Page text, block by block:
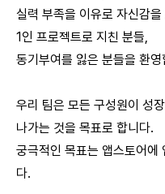
실력 부족을 이유로 자신감을
1인 프로젝트로 지친 분들,
동기부여를 잃은 분들을 환영
우리 팀은 모든 구성원이 성
나가는 것을 목표로 합니다.
궁극적인 목표는 앱스토어에
다.